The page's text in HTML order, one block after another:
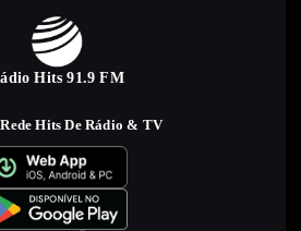
Hits 91.9 FM
Hits De Rádio & TV